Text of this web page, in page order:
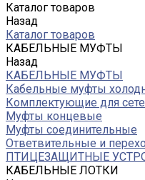
Каталог товаров
Назад
Каталог товаров
КАБЕЛЬНЫЕ МУФТЫ
Назад
КАБЕЛЬНЫЕ МУФТЫ
Кабельные муфты
Комплектующие для
Муфты концевые
Муфты соединительные
Ответвительные и
ПТИЦЕЗАЩИТНЫЕ
КАБЕЛЬНЫЕ ЛОТКИ